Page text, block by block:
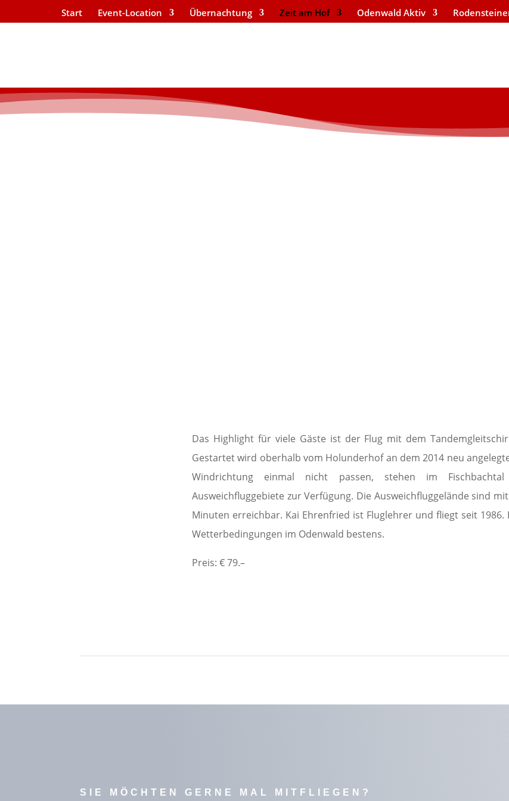
Start Event-Location Übernachtung Zeit am Hof Odenwald Aktiv
Das Highlight für viele Gäste ist der Flug mit dem
Gestartet wird oberhalb vom Holunderhof an dem 2014 neu
Windrichtung einmal nicht passen, stehen im
Ausweichfluggebiete zur Verfügung. Die Ausweichfluggelände sind
Minuten erreichbar. Kai Ehrenfried ist Fluglehrer und fliegt seit 1986.
Wetterbedingungen im Odenwald bestens.
Preis: € 79.–
SIE MÖCHTEN GERNE MAL MITFLIEGEN?